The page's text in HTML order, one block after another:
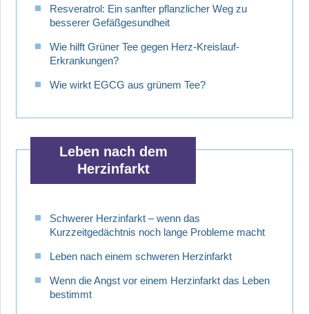
Resveratrol: Ein sanfter pflanzlicher Weg zu
besserer Gefäßgesundheit
Wie hilft Grüner Tee gegen Herz-Kreislauf-
Erkrankungen?
Wie wirkt EGCG aus grünem Tee?
Leben nach dem
Herzinfarkt
Schwerer Herzinfarkt – wenn das
Kurzzeitgedächtnis noch lange Probleme macht
Leben nach einem schweren Herzinfarkt
Wenn die Angst vor einem Herzinfarkt das Leben
bestimmt